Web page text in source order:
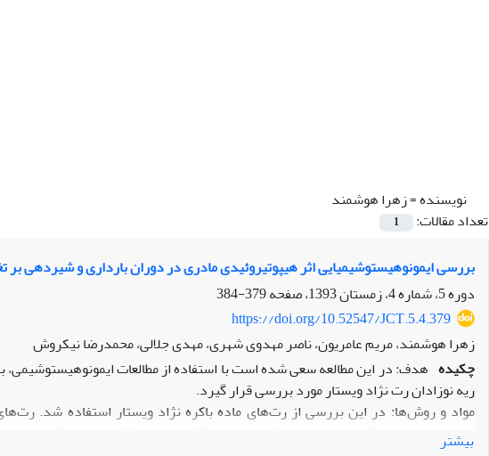
نویسنده =زهرا هوشمند
تعداد مقالات:
1
بررسی ایمونوهیستوشیمیایی اثر هیپوتیروئیدی مادری در دوران بارداری و شیردهی بر
دوره 5، شماره 4، زمستان 1393، صفحه
379-384
https://doi.org/10.52547/JCT.5.4.379
زهرا هوشمند، مریم عامریون، ناصر مهدوی شهری، مهدی جلالی، محمدرضا نیکروش
چکیده هدف: در این مطالعه سعی شده است با استفاده از مطالعات ایمونوهیستوشیمی،
ریه نوزادان رت نژاد ویستار مورد بررسی قرار گیرد.
مواد و روش‌ها: در این بررسی از رت‌های ماده باکره نژاد ویستار استفاده شد.
بیشتر